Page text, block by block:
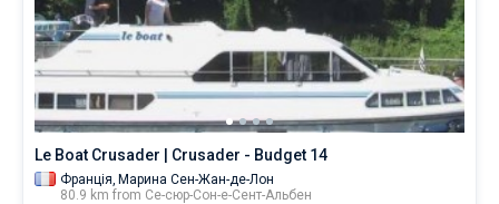
Le Boat Crusader | Crusader - Budget 14
Франція, Марина Сен-Жан-де-Лон
80.9 km from Се-сюр-Сон-е-Сент-Альбен